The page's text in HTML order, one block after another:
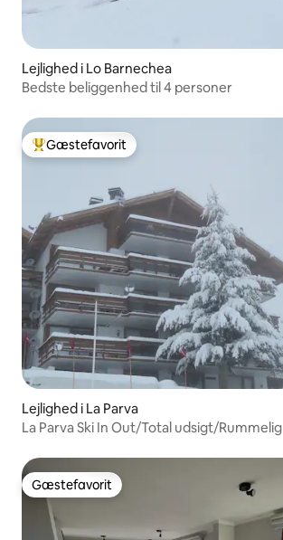
Lejlighed i Lo Barnechea
Bedste beliggenhed til 4 personer
Bedste gæstefavorit
Gæstefavorit
Lejlighed i La Parva
La Parva Ski In Out/Total udsigt/Rummelig
Gæstefavorit
Gæstefavorit